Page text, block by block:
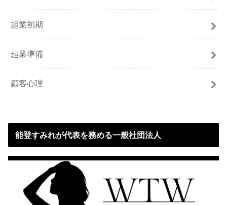
起業初期
起業準備
顧客心理
能登すみれが代表を務める一般社団法人